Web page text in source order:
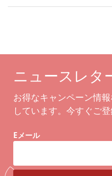
ニュースレタ
お得なキャンペーン情
しています。今すぐご登
Eメール